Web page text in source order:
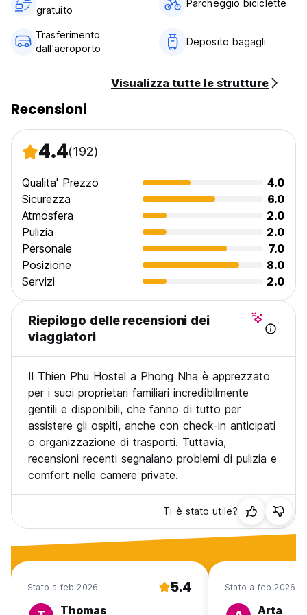
gratuito
Parcheggio biciclette
Trasferimento
dall'aeroporto
Deposito bagagli
Visualizza tutte le strutture
Recensioni
4.4(192)
Qualita' Prezzo
4.0
Sicurezza
6.0
Atmosfera
2.0
Pulizia
2.0
Personale
7.0
Posizione
8.0
Servizi
2.0
Riepilogo delle recensioni dei
viaggiatori
Il Thien Phu Hostel a Phong Nha è apprezzato
per i suoi proprietari familiari incredibilmente
gentili e disponibili, che fanno di tutto per
assistere gli ospiti, anche con check-in anticipati
o organizzazione di trasporti. Tuttavia,
recensioni recenti segnalano problemi di pulizia e
comfort nelle camere private.
Ti è stato utile?
Stato a feb 2026 5.4
Thomas
Stato a feb 2026
Arta